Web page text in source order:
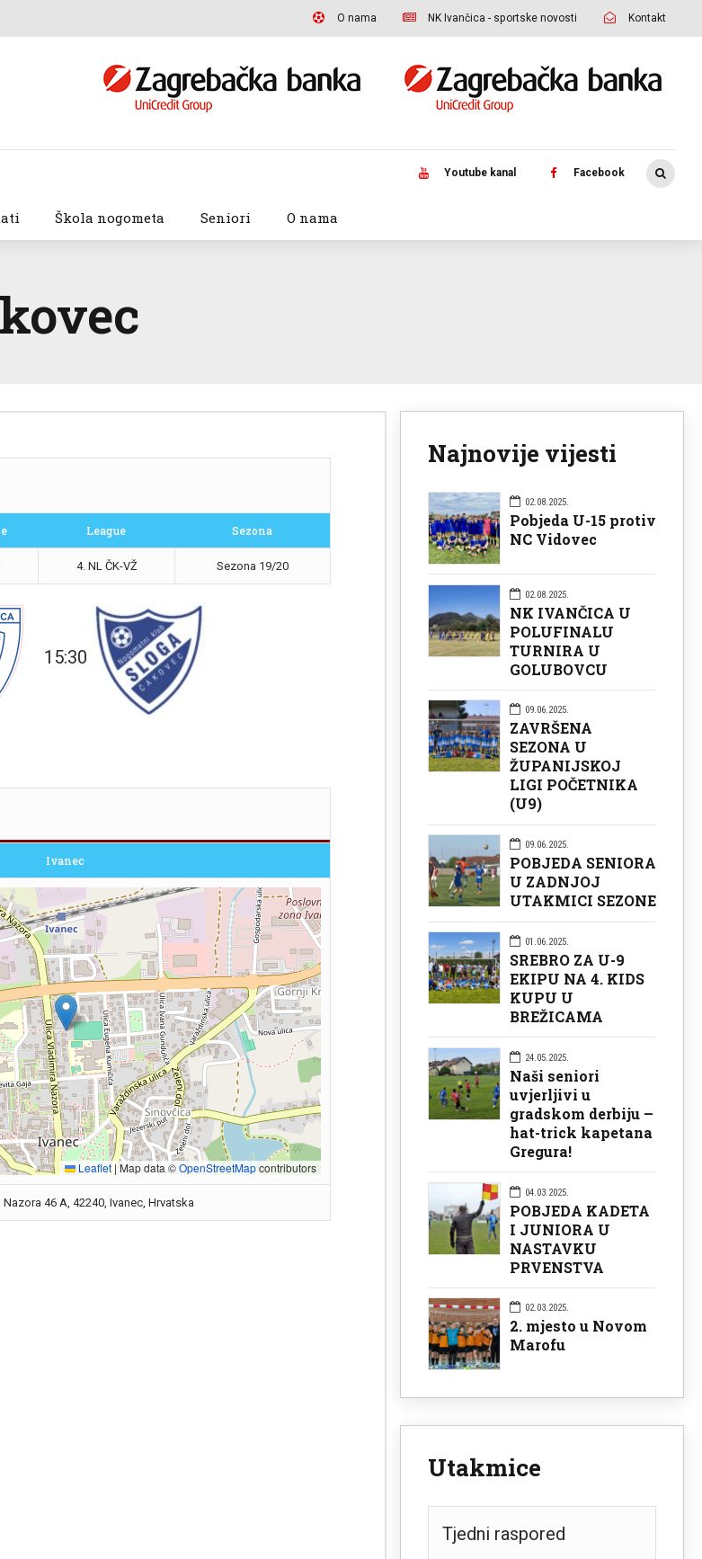
O nama NK Ivančica - sportske novosti Kontakt
Youtube kanal Facebook
Škola nogometa Seniori O nama
League Sezona
4. NL ČK-VŽ Sezona 19/20
15:30
Ivanec
Leaflet |Map data ©OpenStreetMapcontributors
46 A, 42240, Ivanec, Hrvatska
Najnovije vijesti
02.08.2025.
Pobjeda U-15 protiv
NC Vidovec
02.08.2025.
NK IVANČICA U
POLUFINALU
TURNIRA U
GOLUBOVCU
09.06.2025.
ZAVRŠENA
SEZONA U
ŽUPANIJSKOJ
LIGI POČETNIKA
(U9)
09.06.2025.
POBJEDA SENIORA
U ZADNJOJ
UTAKMICI SEZONE
01.06.2025.
SREBRO ZA U-9
EKIPU NA 4. KIDS
KUPU U
BREŽICAMA
24.05.2025.
Naši seniori
uvjerljivi u
gradskom derbiju –
hat-trick kapetana
Gregura!
04.03.2025.
POBJEDA KADETA
I JUNIORA U
NASTAVKU
PRVENSTVA
02.03.2025.
2. mjesto u Novom
Marofu
Utakmice
Tjedni raspored